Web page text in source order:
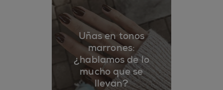
Uñas en tonos
marrones:
¿hablamos de lo
mucho que se
llevan?